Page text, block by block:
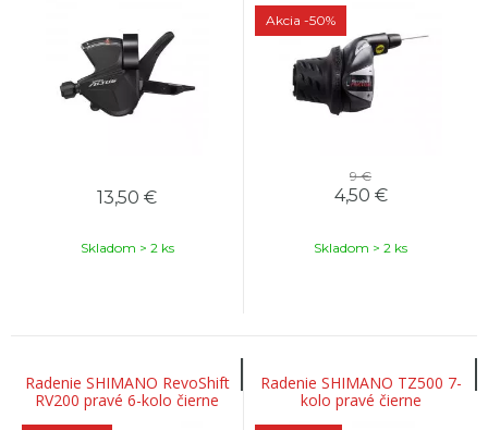
13,50 €
Skladom > 2 ks
Akcia -50%
9 €
4,50 €
Skladom > 2 ks
Radenie SHIMANO RevoShift
RV200 pravé 6-kolo čierne
Radenie SHIMANO TZ500 7-
kolo pravé čierne